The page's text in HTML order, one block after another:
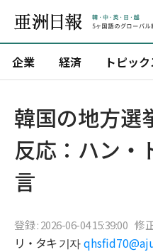
企業 経済 トピッ
韓国の地方選
反応：ハン・
言
登録 : 2026-06-04 15:39:00 修
リ・タキ 기자